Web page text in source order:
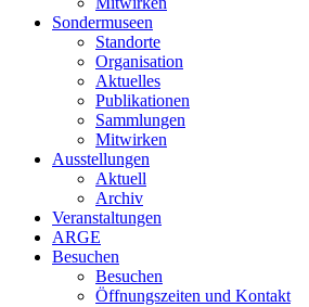
Sondermuseen
Standorte
Organisation
Aktuelles
Publikationen
Sammlungen
Mitwirken
Ausstellungen
Aktuell
Archiv
Veranstaltungen
ARGE
Besuchen
Besuchen
Öffnungszeiten und Kontakt